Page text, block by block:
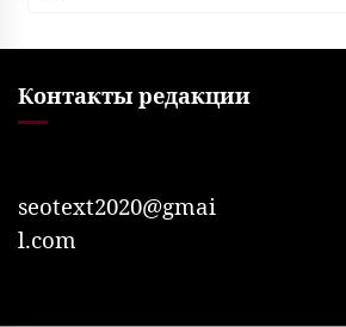
Контакты редакции
seotext2020@gmai
l.com